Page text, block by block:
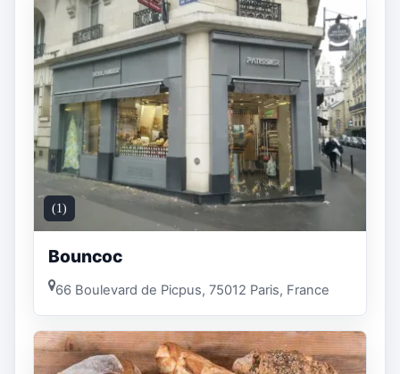
(1)
Bouncoc
66 Boulevard de Picpus, 75012 Paris, France